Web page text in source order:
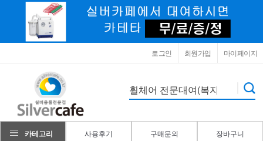
마이페이지
회원가입
로그인
카테고리 사용후기 구매문의 장바구니